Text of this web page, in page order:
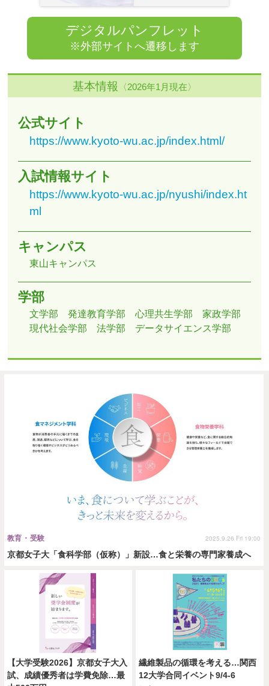
デジタルパンフレット
※外部サイトへ遷移します
基本情報 〈2026年1月現在〉
公式サイト
https://www.kyoto-wu.ac.jp/index.html/
入試情報サイト
https://www.kyoto-wu.ac.jp/nyushi/index.ht
ml
キャンパス
東山キャンパス
学部
文学部 発達教育学部 心理共生学部
家政学部
現代社会学部
法学部 データサイエンス学部
京都女子大「食科学部（仮称）」新設…食と栄養の専門家養成へ
教育・受験 2025.9.26 Fri 19:00
【大学受験2026】京都女子大入
試、成績優秀者は学費免除…最
繊維製品の循環を考える…関西
12大学合同イベント9/4-6